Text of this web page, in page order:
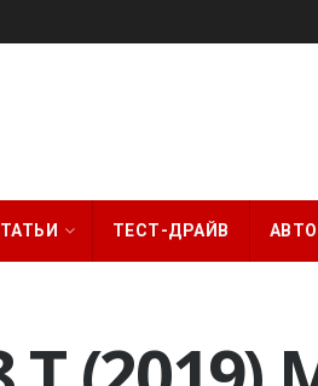
ТЕСТ-ДРАЙВ